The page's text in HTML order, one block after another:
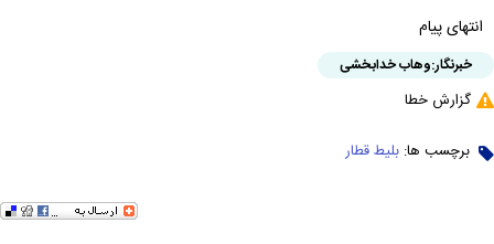
انتهای پیام
خبرنگار:وهاب خدابخشی
گزارش خطا
برچسب ها: بلیط قطار